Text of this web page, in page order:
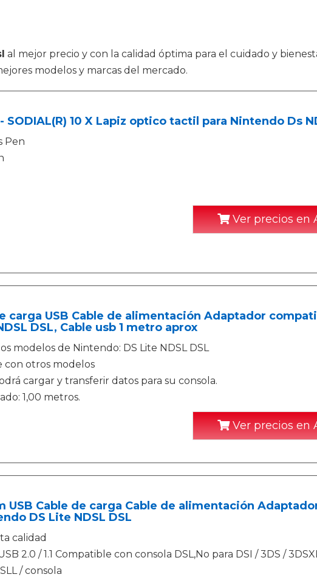
al mejor precio y con la calidad óptima para el cuidado y
modelos y marcas del mercado.
10 X Lapiz optico tactil para Nintendo Ds
Pen
Ver precios en
carga USB Cable de alimentación Adaptador
DSL, Cable usb 1 metro aprox
modelos de Nintendo: DS Lite NDSL DSL
con otros modelos
cargar y transferir datos para su consola.
1,00 metros.
Ver precios en
USB Cable de carga Cable de alimentación
DS Lite NDSL DSL
calidad
2.0 / 1.1 Compatible con consola DSL,No para DSI / 3DS /
/ consola